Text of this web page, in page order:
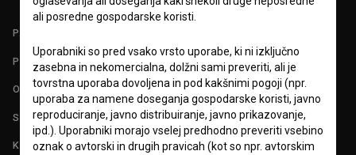
PARTNERJI
POGOJI UPORABE
O PROJEKTU
STATISTIKA
KONTAKT
ali posredne gospodarske koristi.
Uporabniki so pred vsako vrsto uporabe, ki ni izključno
zasebna in nekomercialna, dolžni sami preveriti, ali je
tovrstna uporaba dovoljena in pod kakšnimi pogoji (npr.
uporaba za namene doseganja gospodarske koristi, javno
reproduciranje, javno distribuiranje, javno prikazovanje,
ipd.). Uporabniki morajo vselej predhodno preveriti vsebino
oznak o avtorski in drugih pravicah (kot so npr. avtorskim